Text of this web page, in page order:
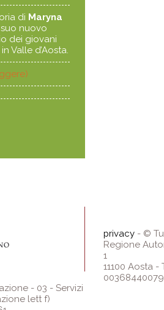
di Maryna
nuovo
dei giovani
Valle d’Aosta.
- 03 - Servizi
lett f)
privacy - ©
Regione
1
11100 Aosta -
00368440079